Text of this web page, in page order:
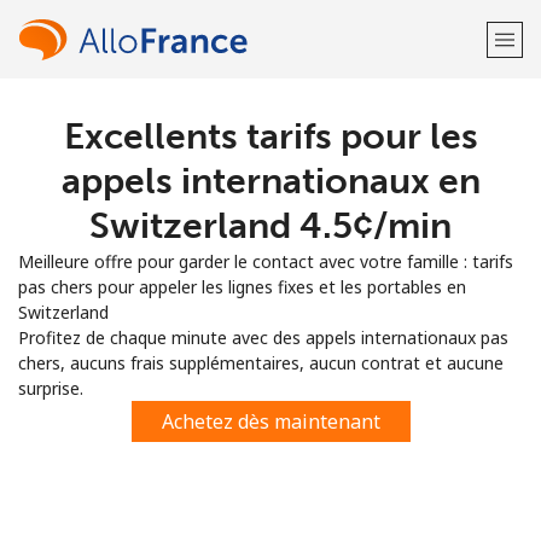
Bienvenue!
Vous avez déjà un compte?
S'enregistrer avec
ou
Excellents tarifs pour les
appels internationaux en
Switzerland ⁦4.5¢⁩/min
Meilleure offre pour garder le contact avec votre famille : tarifs
pas chers pour appeler les lignes fixes et les portables en
Switzerland
Profitez de chaque minute avec des appels internationaux pas
chers, aucuns frais supplémentaires, aucun contrat et aucune
surprise.
Achetez dès maintenant